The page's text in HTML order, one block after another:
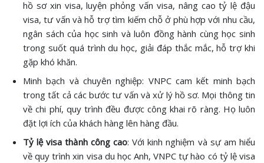
hồ sơ xin visa, luyện phỏng vấn visa, nâng cao tỷ lệ đậu
visa, tư vấn và hỗ trợ tìm kiếm chỗ ở phù hợp với nhu cầu,
ngân sách của học sinh và luôn đồng hành cùng học sinh
trong suốt quá trình du học, giải đáp thắc mắc, hỗ trợ khi
gặp khó khăn.
Minh bạch và chuyên nghiệp: VNPC cam kết minh bạch
trong tất cả các bước tư vấn và xử lý hồ sơ. Mọi thông tin
về chi phí, quy trình đều được công khai rõ ràng. Họ luôn
đặt lợi ích của khách hàng lên hàng đầu.
Tỷ lệ visa thành công cao: Với kinh nghiệm và sự am hiểu
về quy trình xin visa du học Anh, VNPC tự hào có tỷ lệ visa